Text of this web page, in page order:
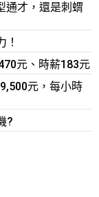
通才，還是刺蝟
！
元、時薪183元
元，每小時
?